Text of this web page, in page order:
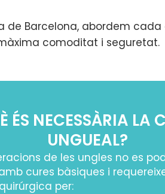
de Barcelona, abordem
comoditat i seguretat.
ÉS NECESSÀRIA LA
UNGUEAL?
de les ungles no es
cures bàsiques i
per: